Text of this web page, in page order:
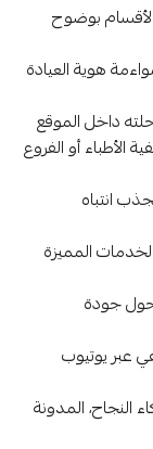
بوضوح
هوية العيادة
داخل الموقع
أو الفروع
انتباه
المميزة
حول جودة
عبر يوتيوب
المدونة